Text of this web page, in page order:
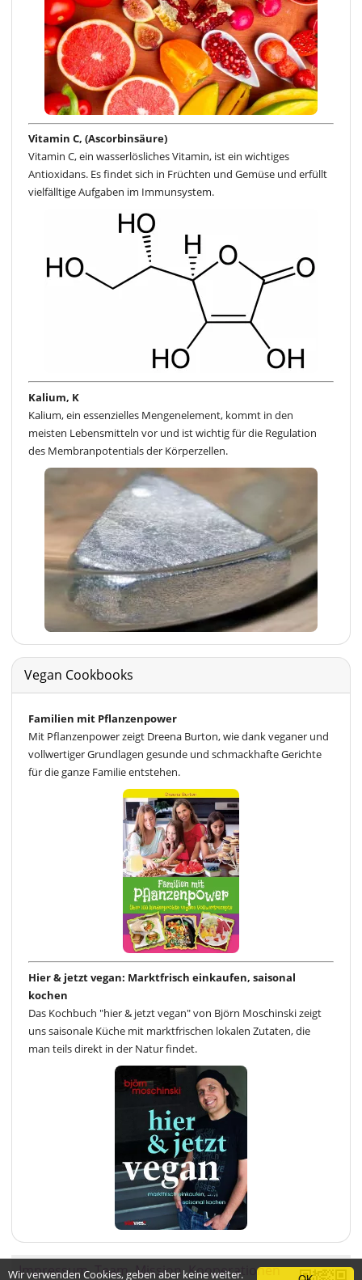
Vitamin C, (Ascorbinsäure)
Vitamin C, ein wasserlösliches Vitamin, ist ein wichtiges
Antioxidans. Es findet sich in Früchten und Gemüse und erfüllt
vielfälltige Aufgaben im Immunsystem.
Kalium, K
Kalium, ein essenzielles Mengenelement, kommt in den
meisten Lebensmitteln vor und ist wichtig für die Regulation
des Membranpotentials der Körperzellen.
Vegan Cookbooks
Familien mit Pflanzenpower
Mit Pflanzenpower zeigt Dreena Burton, wie dank veganer und
vollwertiger Grundlagen gesunde und schmackhafte Gerichte
für die ganze Familie entstehen.
Hier & jetzt vegan: Marktfrisch einkaufen, saisonal
kochen
Das Kochbuch "hier & jetzt vegan" von Björn Moschinski zeigt
uns saisonale Küche mit marktfrischen lokalen Zutaten, die
man teils direkt in der Natur findet.
ImpressumTeamMissionKooperationen
Wir verwenden Cookies, geben aber keine weiter.